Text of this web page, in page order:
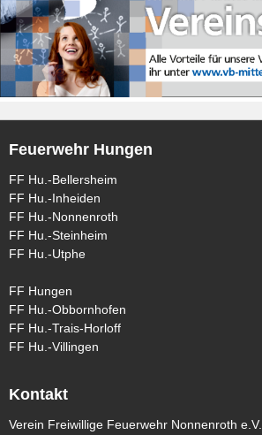
Feuerwehr Hungen
FF Hu.-Bellersheim
FF Hu.-Inheiden
FF Hu.-Nonnenroth
FF Hu.-Steinheim
FF Hu.-Utphe
FF Hungen
FF Hu.-Obbornhofen
FF Hu.-Trais-Horloff
FF Hu.-Villingen
Kontakt
Verein Freiwillige Feuerwehr Nonnenroth e.V.